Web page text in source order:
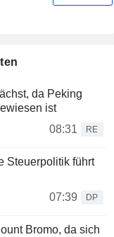
da Peking
ist
08:31
RE
Steuerpolitik führt
07:39
DP
Bromo, da sich